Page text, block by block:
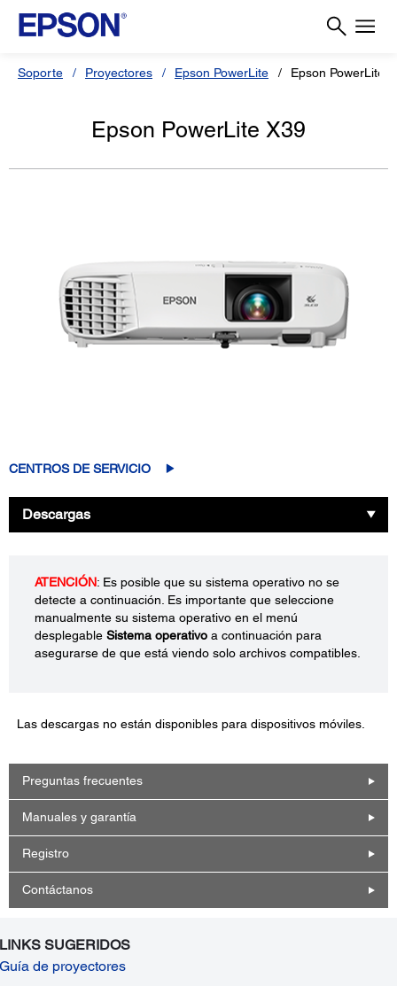
Soporte Proyectores Epson PowerLite Epson PowerLite
Epson PowerLite X39
CENTROS DE SERVICIO
Descargas
ATENCIÓN: Es posible que su sistema operativo no se
detecte a continuación. Es importante que seleccione
manualmente su sistema operativo en el menú
desplegable Sistema operativo a continuación para
asegurarse de que está viendo solo archivos compatibles.
Las descargas no están disponibles para dispositivos móviles.
Preguntas frecuentes
Manuales y garantía
Registro
Contáctanos
LINKS SUGERIDOS
Guía de proyectores